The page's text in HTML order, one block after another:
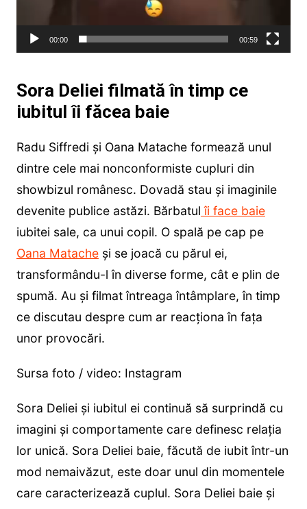
00:00 00:59
Sora Deliei filmată în timp ce
iubitul îi făcea baie
Radu Siffredi și Oana Matache formează unul
dintre cele mai nonconformiste cupluri din
showbizul românesc. Dovadă stau și imaginile
devenite publice astăzi. Bărbatul îi face baie
iubitei sale, ca unui copil. O spală pe cap pe
Oana Matacheși se joacă cu părul ei,
transformându-l în diverse forme, cât e plin de
spumă. Au și filmat întreaga întâmplare, în timp
ce discutau despre cum ar reacționa în fața
unor provocări.
Sursa foto / video: Instagram
Sora Deliei și iubitul ei continuă să surprindă cu
imagini și comportamente care definesc relația
lor unică. Sora Deliei baie, făcută de iubit într-un
mod nemaivăzut, este doar unul din momentele
care caracterizează cuplul. Sora Deliei baie și